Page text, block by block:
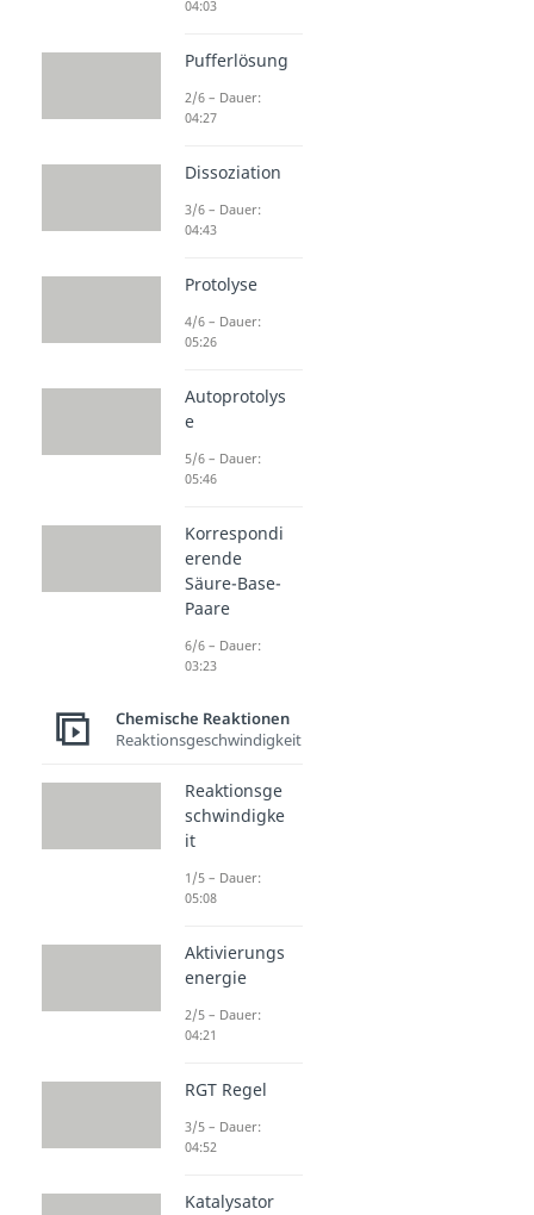
04:03
Pufferlösung
2/6 – Dauer:
04:27
Dissoziation
3/6 – Dauer:
04:43
Protolyse
4/6 – Dauer:
05:26
Autoprotolys
e
5/6 – Dauer:
05:46
Korrespondi
erende
Säure-Base-
Paare
6/6 – Dauer:
03:23
Chemische Reaktionen
Reaktionsgeschwindigkeit
Reaktionsge
schwindigke
it
1/5 – Dauer:
05:08
Aktivierungs
energie
2/5 – Dauer:
04:21
RGT Regel
3/5 – Dauer:
04:52
Katalysator